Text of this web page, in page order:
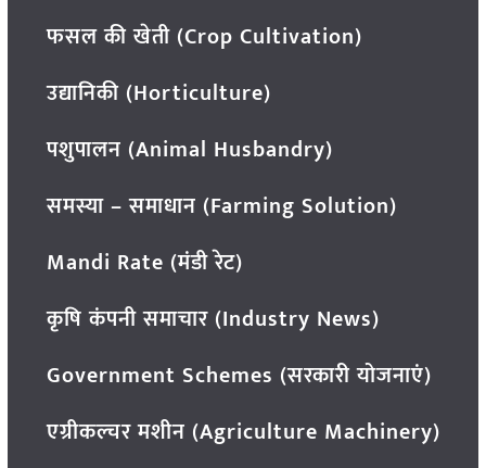
फसल की खेती (Crop Cultivation)
उद्यानिकी (Horticulture)
पशुपालन (Animal Husbandry)
समस्या – समाधान (Farming Solution)
Mandi Rate (मंडी रेट)
कृषि कंपनी समाचार (Industry News)
Government Schemes (सरकारी योजनाएं)
एग्रीकल्चर मशीन (Agriculture Machinery)